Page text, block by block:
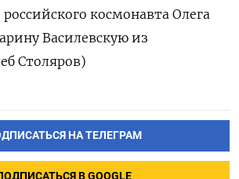
космонавта Олега
Василевскую из
Столяров)
НА ТЕЛЕГРАМ
В GOOGLE